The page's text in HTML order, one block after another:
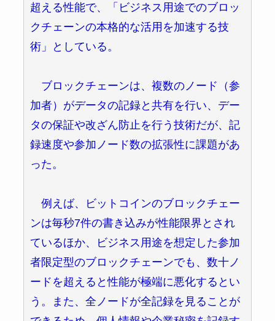
超える性能で、「ビジネス用途でのブロッ
クチェーンの本格的な活用を加速する技
術」としている。
ブロックチェーンは、複数のノード（参
加者）がデータの記録と共有を行い、デー
タの保証や改ざん防止を行う技術だが、記
録速度や参加ノード数の拡張性に課題があ
った。
例えば、ビットコインのブロックチェー
ンは毎秒7件の書き込みが性能限界とされ
ているほか、ビジネス用途を想定した参加
者限定型のブロックチェーンでも、数十ノ
ードを超えると性能が極端に悪化するとい
う。また、全ノードが全記録を見ることが